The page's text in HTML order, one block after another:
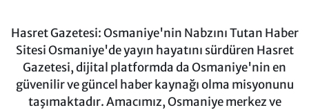
Hasret Gazetesi: Osmaniye'nin Nabzını Tutan Haber
Sitesi Osmaniye'de yayın hayatını sürdüren Hasret
Gazetesi, dijital platformda da Osmaniye'nin en
güvenilir ve güncel haber kaynağı olma misyonunu
taşımaktadır. Amacımız, Osmaniye merkez ve